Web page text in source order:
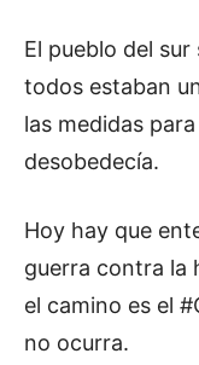
El pueblo del
todos estaban
las medidas
desobedecía.
Hoy hay que
guerra contra la
el camino es el
no ocurra.